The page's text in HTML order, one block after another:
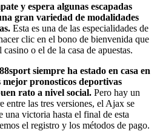
y espera algunas escapadas
gran variedad de modalidades
Esta es una de las especialidades de
clic en el bono de bienvenida que
o el de la casa de apuestas.
siempre ha estado en casa en
mejor pronosticos deportivas
rato a nivel social. Pero hay un
entre las tres versiones, el Ajax se
una victoria hasta el final de esta
el registro y los métodos de pago.